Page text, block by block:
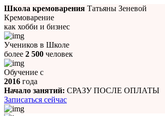
Школа кремоварения Татьяны Зеневой
Кремоварение
как хобби и бизнес
Учеников в Школе
более 2 500 человек
Обучение с
2016 года
Начало занятий: СРАЗУ ПОСЛЕ ОПЛАТЫ
Записаться сейчас